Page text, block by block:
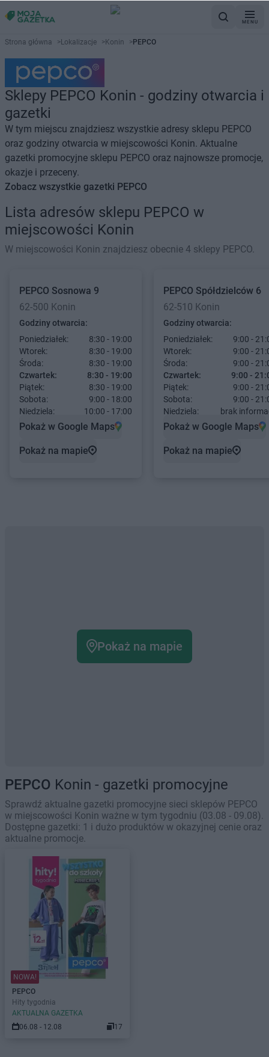
MENU
Strona główna >Lokalizacje >Konin >PEPCO
Sklepy PEPCO Konin - godziny otwarcia i
gazetki
W tym miejscu znajdziesz wszystkie adresy sklepu PEPCO
oraz godziny otwarcia w miejscowości Konin. Aktualne
gazetki promocyjne sklepu PEPCO oraz najnowsze promocje,
okazje i przeceny.
Zobacz wszystkie gazetki PEPCO
Lista adresów sklepu PEPCO w
miejscowości Konin
W miejscowości Konin znajdziesz obecnie 4 sklepy PEPCO.
PEPCO Sosnowa 9
62-500 Konin
Godziny otwarcia:
Poniedziałek:
8:30 - 19:00
Wtorek:
8:30 - 19:00
Środa:
8:30 - 19:00
Czwartek:
8:30 - 19:00
Piątek:
8:30 - 19:00
Sobota:
9:00 - 18:00
Niedziela:
10:00 - 17:00
Pokaż w Google Maps
Pokaż na mapie
PEPCO Spółdzielców 6
62-510 Konin
Godziny otwarcia:
Poniedziałek:
9:00 -
Wtorek:
9:00 -
Środa:
9:00 -
Czwartek:
9:00 -
Piątek:
9:00 -
Sobota:
9:00 -
Niedziela:
brak
Pokaż w Google Maps
Pokaż na mapie
Pokaż na mapie
PEPCO Konin - gazetki promocyjne
Sprawdź aktualne gazetki promocyjne sieci sklepów PEPCO
w miejscowości Konin ważne w tym tygodniu (03.08 - 09.08).
Dostępne gazetki: 1 i dużo produktów w okazyjnej cenie oraz
aktualne promocje.
NOWA!
PEPCO
Hity tygodnia
AKTUALNA GAZETKA
06.08 - 12.08
17